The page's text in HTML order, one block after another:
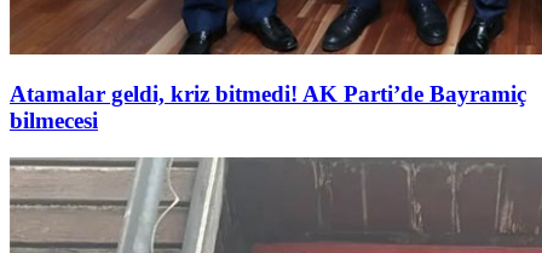
Atamalar geldi, kriz bitmedi! AK Parti’de Bayramiç
bilmecesi